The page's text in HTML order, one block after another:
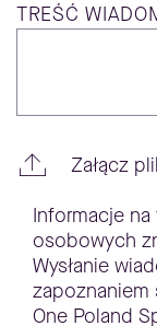
TREŚĆ
Załącz
Informacje
osobowych
Wysłanie
One Poland